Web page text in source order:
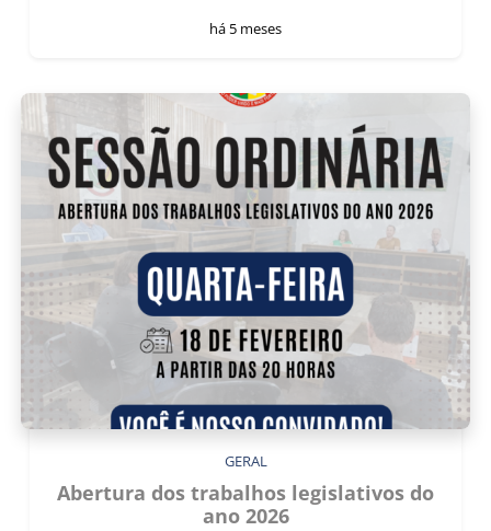
há 5 meses
GERAL
Abertura dos trabalhos legislativos do
ano 2026